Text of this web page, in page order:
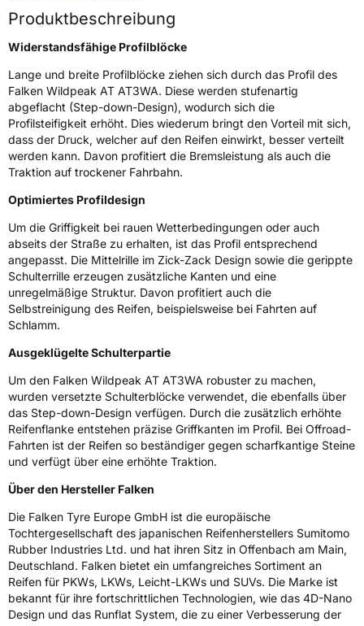
Zustand Neureifen
M+SJa
Verstärkt XL
OffroadJa
EU Label
Effizienz
NasshaftungC
Rollgeräusch (Klasse)
Rollgeräusch (dB)73
Fahrzeugklasse
3PMSF / Schneeflockensymbol / Alpine-Symbol
EisgripNein
EPREL ID972334
Allgemeine Produktsicherheit (GPSR)
74-76 63065 Offenbach am Main
Deutschland, info@falkentyre.com
Produktbeschreibung
Widerstandsfähige Profilblöcke
Lange und breite Profilblöcke ziehen sich durch das Profil des
Falken Wildpeak AT AT3WA. Diese werden stufenartig
abgeflacht (Step-down-Design), wodurch sich die
Profilsteifigkeit erhöht. Dies wiederum bringt den Vorteil mit sich,
dass der Druck, welcher auf den Reifen einwirkt, besser verteilt
werden kann. Davon profitiert die Bremsleistung als auch die
Traktion auf trockener Fahrbahn.
Optimiertes Profildesign
Um die Griffigkeit bei rauen Wetterbedingungen oder auch
abseits der Straße zu erhalten, ist das Profil entsprechend
angepasst. Die Mittelrille im Zick-Zack Design sowie die gerippte
Schulterrille erzeugen zusätzliche Kanten und eine
unregelmäßige Struktur. Davon profitiert auch die
Selbstreinigung des Reifen, beispielsweise bei Fahrten auf
Schlamm.
Ausgeklügelte Schulterpartie
Um den Falken Wildpeak AT AT3WA robuster zu machen,
wurden versetzte Schulterblöcke verwendet, die ebenfalls über
das Step-down-Design verfügen. Durch die zusätzlich erhöhte
Reifenflanke entstehen präzise Griffkanten im Profil. Bei Offroad-
Fahrten ist der Reifen so beständiger gegen scharfkantige Steine
und verfügt über eine erhöhte Traktion.
Über den Hersteller Falken
Die Falken Tyre Europe GmbH ist die europäische
Tochtergesellschaft des japanischen Reifenherstellers Sumitomo
Rubber Industries Ltd. und hat ihren Sitz in Offenbach am Main,
Deutschland. Falken bietet ein umfangreiches Sortiment an
Reifen für PKWs, LKWs, Leicht-LKWs und SUVs. Die Marke ist
bekannt für ihre fortschrittlichen Technologien, wie das 4D-Nano
Design und das Runflat System, die zu einer Verbesserung der